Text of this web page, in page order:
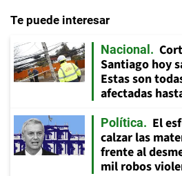
Te puede interesar
Nacional
Santiago hoy
Estas son
afectadas
Política
El
calzar las
frente al
mil robos